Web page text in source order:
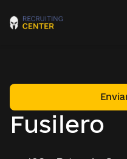
Fusilero